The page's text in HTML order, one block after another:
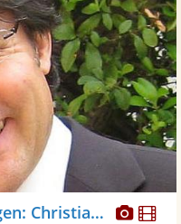
Festredner&Freie Trauungen: Christian Binder